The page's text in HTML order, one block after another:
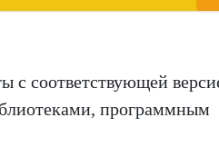
с соответствующей
программным